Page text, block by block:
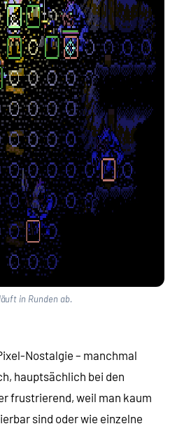
in Runden ab.
Nostalgie – manchmal
hauptsächlich bei den
frustrierend, weil man kaum
sind oder wie einzelne